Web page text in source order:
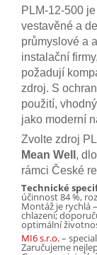
PLM-12-500
vestavěné a
průmyslové a
instalační
požadují
zdroj. S
použití,
jako moderní
Zvolte zdroj
Mean Well ,
rámci České
Technické
účinnost 84 %,
Montáž je rychlá
chlazení;
optimální
MI6 s.r.o.–
Zaručujeme